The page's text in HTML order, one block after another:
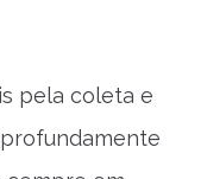
pela coleta e